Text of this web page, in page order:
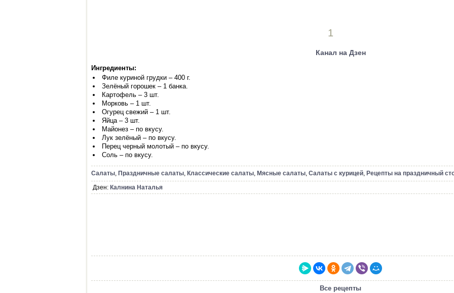
1
Канал на Дзен
Ингредиенты:
Филе куриной грудки – 400 г.
Зелёный горошек – 1 банка.
Картофель – 3 шт.
Морковь – 1 шт.
Огурец свежий – 1 шт.
Яйца – 3 шт.
Майонез – по вкусу.
Лук зелёный – по вкусу.
Перец черный молотый – по вкусу.
Соль – по вкусу.
Салаты, Праздничные салаты, Классические салаты, Мясные салаты, Салаты с курицей, Рецепты на праздничный
Дзен: Калнина Наталья
Все рецепты